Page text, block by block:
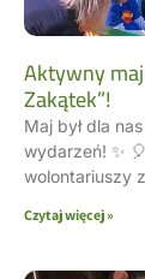
Aktywny
Zakątek”!
Maj był dla
wydarzeń! ✨
wolontariuszy
Czytaj więcej »